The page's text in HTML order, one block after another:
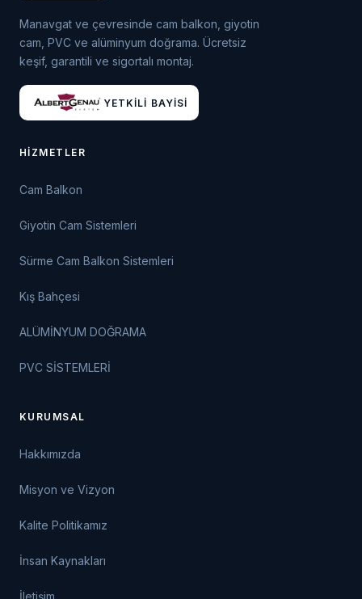
Manavgat ve çevresinde cam balkon, giyotin
cam, PVC ve alüminyum doğrama. Ücretsiz
keşif, garantili ve sigortalı montaj.
YETKILI BAYISI
HIZMETLER
Cam Balkon
Giyotin Cam Sistemleri
Sürme Cam Balkon Sistemleri
Kış Bahçesi
ALÜMİNYUM DOĞRAMA
PVC SİSTEMLERİ
KURUMSAL
Hakkımızda
Misyon ve Vizyon
Kalite Politikamız
İnsan Kaynakları
İletişim